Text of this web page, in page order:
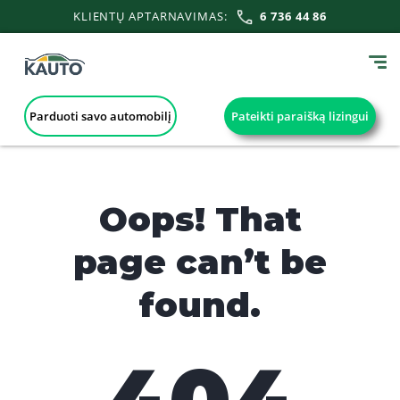
KLIENTŲ APTARNAVIMAS: 6 736 44 86
Parduoti savo automobilį Pateikti paraišką lizingui
Oops! That
page can’t be
found.